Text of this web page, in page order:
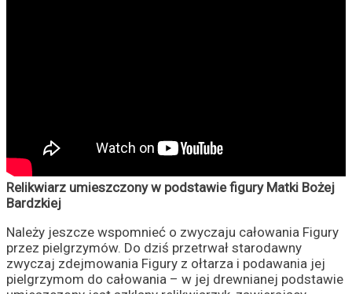
Relikwiarz umieszczony w podstawie figury Matki Bożej
Bardzkiej
Należy jeszcze wspomnieć o zwyczaju całowania Figury
przez pielgrzymów. Do dziś przetrwał starodawny
zwyczaj zdejmowania Figury z ołtarza i podawania jej
pielgrzymom do całowania – w jej drewnianej podstawie